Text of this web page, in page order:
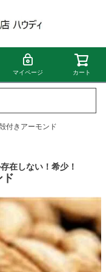
マイページ カート
付きアーモンド
在しない！希少！
ド